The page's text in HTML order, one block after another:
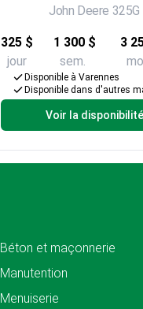
John Deere 325G
325 $
jour
1 300 $
sem.
3
Disponible à Varennes
Disponible dans d'autres
Voir la disponibilité
Béton et maçonnerie
Manutention
Menuiserie